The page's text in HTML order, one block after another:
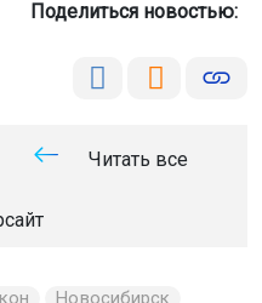
Поделиться новостью:
Читать все
Новосибирск